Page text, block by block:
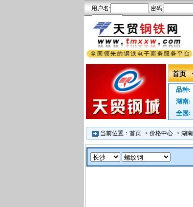
首页
品种:
湖南:
全国:
当前位置： 首页 -> 价格中心 -> 湖